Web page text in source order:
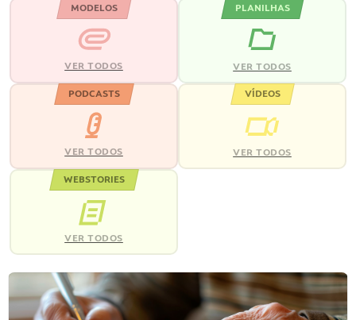
MODELOS
VER TODOS
PLANILHAS
VER TODOS
PODCASTS
VER TODOS
VÍDEOS
VER TODOS
WEBSTORIES
VER TODOS